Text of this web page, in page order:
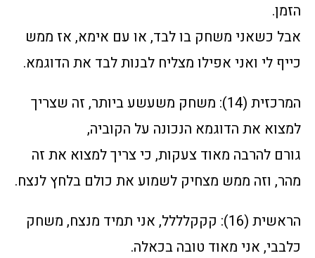
הזמן.
אבל כשאני משחק בו לבד, או עם אימא, אז ממש
כייף לי ואני אפילו מצליח לבנות לבד את הדוגמא.
המרכזית (14): משחק משעשע ביותר, זה שצריך
למצוא את הדוגמא הנכונה על הקוביה,
גורם להרבה מאוד צעקות, כי צריך למצוא את זה
מהר, וזה ממש מצחיק לשמוע את כולם בלחץ לנצח.
הראשית (16): קקקלללל, אני תמיד מנצח, משחק
כלבבי, אני מאוד טובה בכאלה.